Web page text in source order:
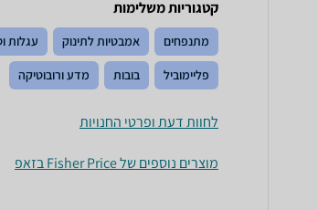
קטגוריות משלימות
מתנפחים אמבטיות לתינוק עגלות
פליימוביל בובות מדע ורובוטיקה
לחוות דעת ופרטי החנויות
מוצרים נוספים של Fisher Price בזאפ